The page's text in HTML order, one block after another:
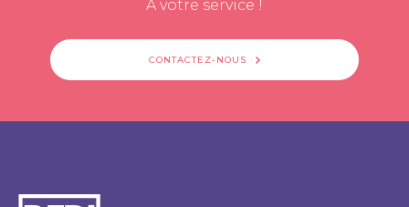
À votre service !
CONTACTEZ-NOUS